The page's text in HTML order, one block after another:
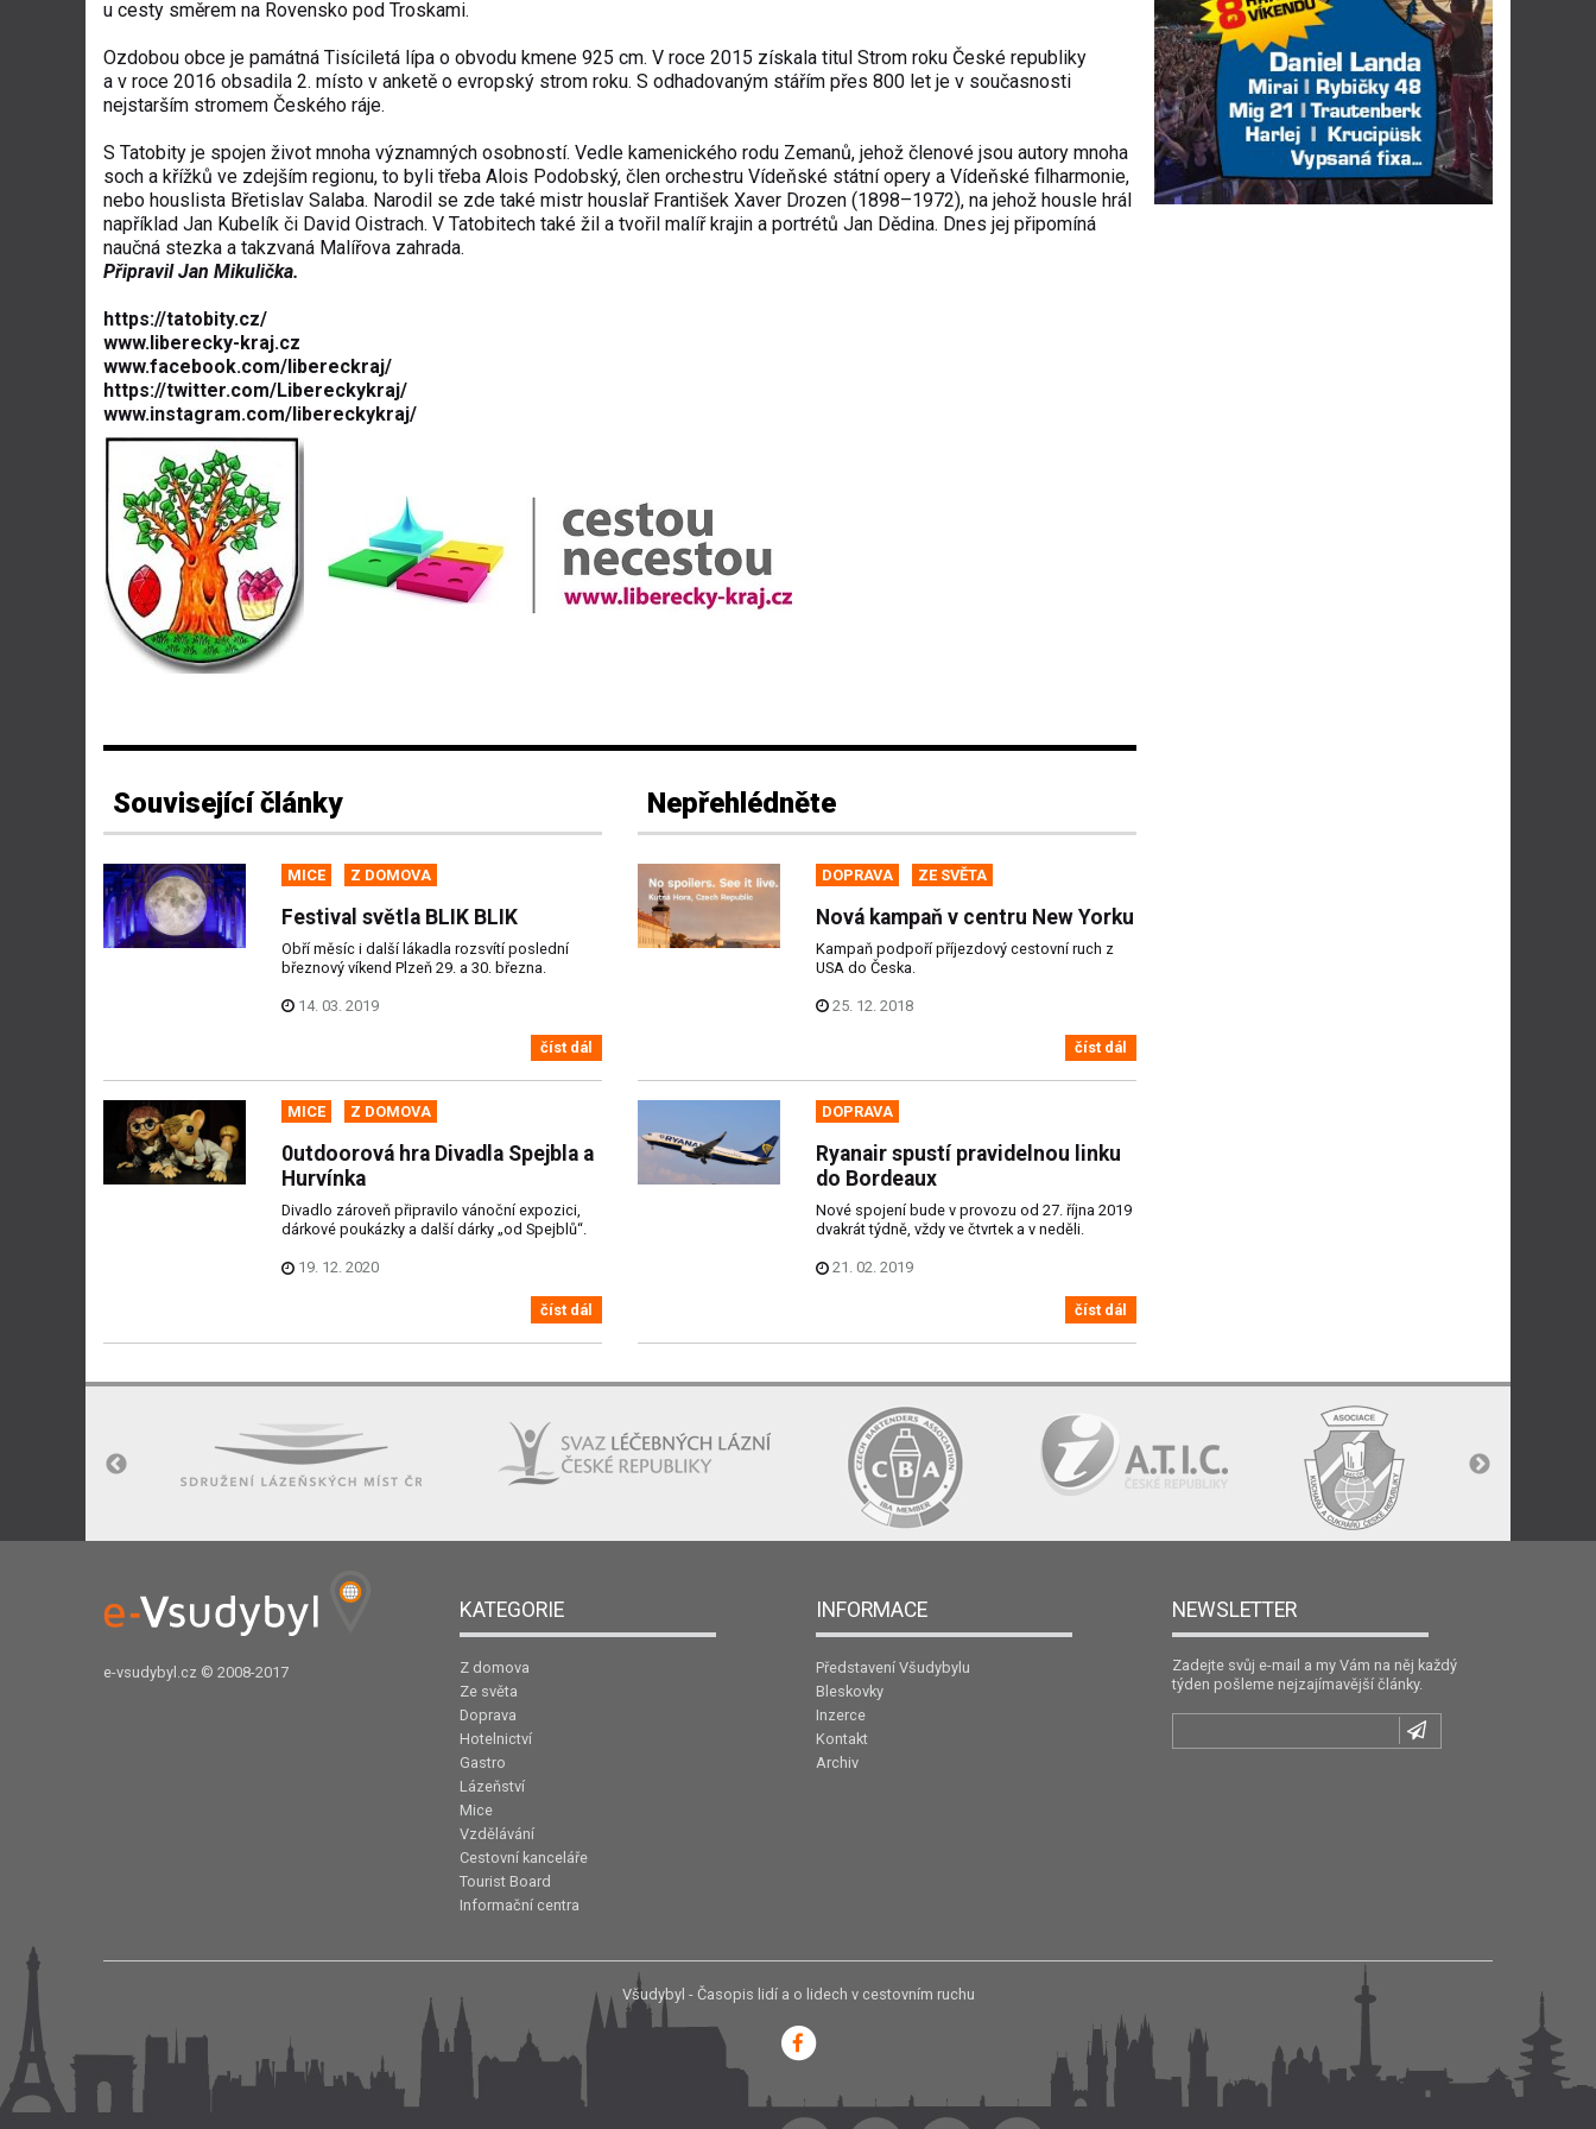
u cesty směrem na Rovensko pod Troskami.
Ozdobou obce je památná Tisíciletá lípa o obvodu kmene 925 cm. V roce 2015 získala titul Strom roku České republiky
a v roce 2016 obsadila 2. místo v anketě o evropský strom roku. S odhadovaným stářím přes 800 let je v současnosti
nejstarším stromem Českého ráje.
S Tatobity je spojen život mnoha významných osobností. Vedle kamenického rodu Zemanů, jehož členové jsou autory mnoha
soch a křížků ve zdejším regionu, to byli třeba Alois Podobský, člen orchestru Vídeňské státní opery a Vídeňské filharmonie,
nebo houslista Břetislav Salaba. Narodil se zde také mistr houslař František Xaver Drozen (1898–1972), na jehož housle hrál
například Jan Kubelík či David Oistrach. V Tatobitech také žil a tvořil malíř krajin a portrétů Jan Dědina. Dnes jej připomíná
naučná stezka a takzvaná Malířova zahrada.
Připravil Jan Mikulička.
https://tatobity.cz/
www.liberecky-kraj.cz
www.facebook.com/libereckraj/
https://twitter.com/Libereckykraj/
www.instagram.com/libereckykraj/
Související články
MICE Z DOMOVA
Festival světla BLIK BLIK
Obří měsíc i další lákadla rozsvítí poslední
březnový víkend Plzeň 29. a 30. března.
14. 03. 2019
číst dál
MICE Z DOMOVA
0utdoorová hra Divadla Spejbla a
Hurvínka
Divadlo zároveň připravilo vánoční expozici,
dárkové poukázky a další dárky „od Spejblů“.
19. 12. 2020
číst dál
Nepřehlédněte
DOPRAVA ZE SVĚTA
Nová kampaň v centru New Yorku
Kampaň podpoří příjezdový cestovní ruch z
USA do Česka.
25. 12. 2018
číst dál
DOPRAVA
Ryanair spustí pravidelnou linku
do Bordeaux
Nové spojení bude v provozu od 27. října 2019
dvakrát týdně, vždy ve čtvrtek a v neděli.
21. 02. 2019
číst dál
e-vsudybyl.cz © 2008-2017
KATEGORIE
Z domova
Ze světa
Doprava
Hotelnictví
Gastro
Lázeňství
Mice
Vzdělávání
Cestovní kanceláře
Tourist Board
Informační centra
INFORMACE
Představení Všudybylu
Bleskovky
Inzerce
Kontakt
Archiv
NEWSLETTER
Zadejte svůj e-mail a my Vám na něj každý
týden pošleme nejzajímavější články.
Všudybyl - Časopis lidí a o lidech v cestovním ruchu